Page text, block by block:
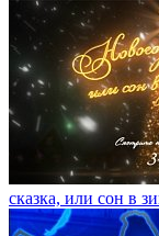
сказка, или сон в